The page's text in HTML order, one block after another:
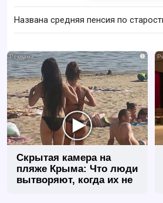
Названа средняя пенсия по
i
Скрытая камера на
пляже Крыма: Что люди
вытворяют, когда их не